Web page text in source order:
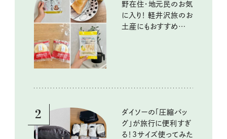
野在住・地元民のお気
に入り！ 軽井沢旅のお
土産にもおすすめのお
2
ダイソーの「圧縮バッ
グ」が旅行に便利すぎ
る！3サイズ使ってみた